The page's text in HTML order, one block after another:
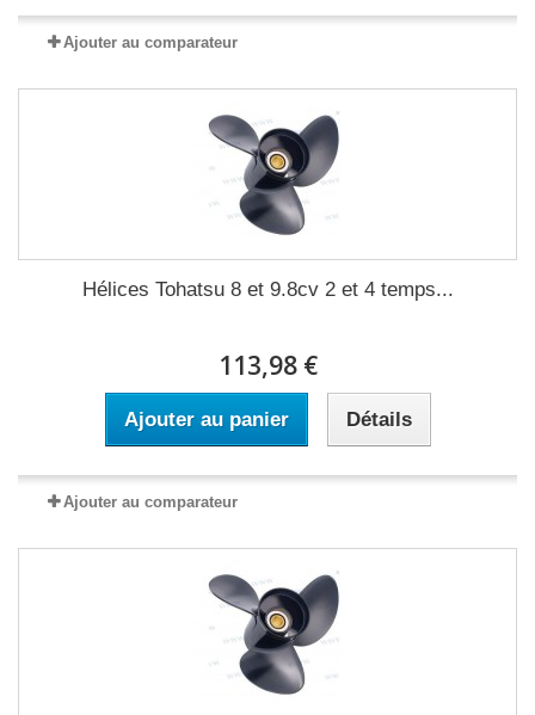
Ajouter au comparateur
Hélices Tohatsu 8 et 9.8cv 2 et 4 temps...
113,98 €
Ajouter au panier Détails
Ajouter au comparateur